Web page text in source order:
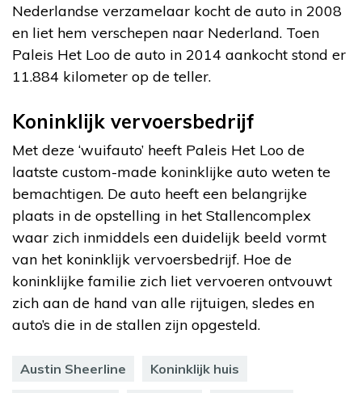
Nederlandse verzamelaar kocht de auto in 2008
en liet hem verschepen naar Nederland. Toen
Paleis Het Loo de auto in 2014 aankocht stond er
11.884 kilometer op de teller.
Koninklijk vervoersbedrijf
Met deze ‘wuifauto’ heeft Paleis Het Loo de
laatste custom-made koninklijke auto weten te
bemachtigen. De auto heeft een belangrijke
plaats in de opstelling in het Stallencomplex
waar zich inmiddels een duidelijk beeld vormt
van het koninklijk vervoersbedrijf. Hoe de
koninklijke familie zich liet vervoeren ontvouwt
zich aan de hand van alle rijtuigen, sledes en
auto’s die in de stallen zijn opgesteld.
Austin Sheerline Koninklijk huis